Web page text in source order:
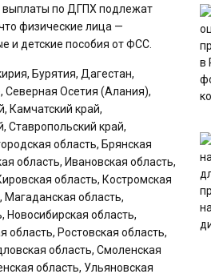
выплаты по ДГПХ подлежат
физические лица —
и детские пособия от ФСС.
Бурятия, Дагестан,
Осетия (Алания),
Камчатский край,
Ставропольский край,
область, Брянская
область, Ивановская область,
область, Костромская
Магаданская область,
Новосибирская область,
область, Ростовская область,
область, Смоленская
область, Ульяновская